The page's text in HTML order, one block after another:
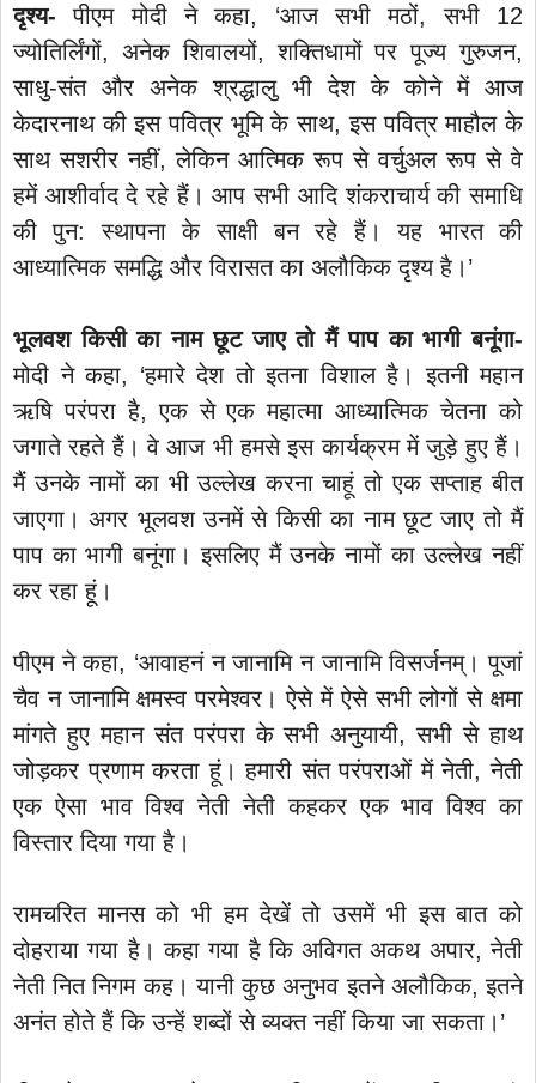
दृश्य-पीएम मोदी ने कहा, ‘आज सभी मठों, सभी 12
ज्योतिर्लिंगों, अनेक शिवालयों, शक्तिधामों पर पूज्य गुरुजन,
साधु-संत और अनेक श्रद्धालु भी देश के कोने में आज
केदारनाथ की इस पवित्र भूमि के साथ, इस पवित्र माहौल के
साथ सशरीर नहीं, लेकिन आत्मिक रूप से वर्चुअल रूप से वे
हमें आशीर्वाद दे रहे हैं। आप सभी आदि शंकराचार्य की समाधि
की पुन: स्थापना के साक्षी बन रहे हैं। यह भारत की
आध्यात्मिक समद्धि और विरासत का अलौकिक दृश्य है।’
भूलवश किसी का नाम छूट जाए तो मैं पाप का भागी बनूंगा-
मोदी ने कहा, ‘हमारे देश तो इतना विशाल है। इतनी महान
ऋषि परंपरा है, एक से एक महात्मा आध्यात्मिक चेतना को
जगाते रहते हैं। वे आज भी हमसे इस कार्यक्रम में जुड़े हुए हैं।
मैं उनके नामों का भी उल्लेख करना चाहूं तो एक सप्ताह बीत
जाएगा। अगर भूलवश उनमें से किसी का नाम छूट जाए तो मैं
पाप का भागी बनूंगा। इसलिए मैं उनके नामों का उल्लेख नहीं
कर रहा हूं।
पीएम ने कहा, ‘आवाहनं न जानामि न जानामि विसर्जनम्। पूजां
चैव न जानामि क्षमस्व परमेश्वर। ऐसे में ऐसे सभी लोगों से क्षमा
मांगते हुए महान संत परंपरा के सभी अनुयायी, सभी से हाथ
जोड़कर प्रणाम करता हूं। हमारी संत परंपराओं में नेती, नेती
एक ऐसा भाव विश्व नेती नेती कहकर एक भाव विश्व का
विस्तार दिया गया है।
रामचरित मानस को भी हम देखें तो उसमें भी इस बात को
दोहराया गया है। कहा गया है कि अविगत अकथ अपार, नेती
नेती नित निगम कह। यानी कुछ अनुभव इतने अलौकिक, इतने
अनंत होते हैं कि उन्हें शब्दों से व्यक्त नहीं किया जा सकता।’